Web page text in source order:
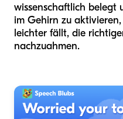
wissenschaftlich belegt
im Gehirn zu
leichter fällt, die
nachzuahmen.